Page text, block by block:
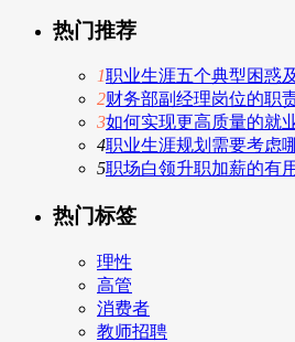
热门推荐
1职业生涯五个典型困惑
2财务部副经理岗位的职
3如何实现更高质量的就
4职业生涯规划需要考虑
5职场白领升职加薪的有
热门标签
理性
高管
消费者
教师招聘